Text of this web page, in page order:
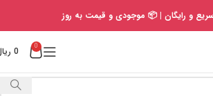
و رایگان | 📦 موجودی و قیمت به روز
0
0